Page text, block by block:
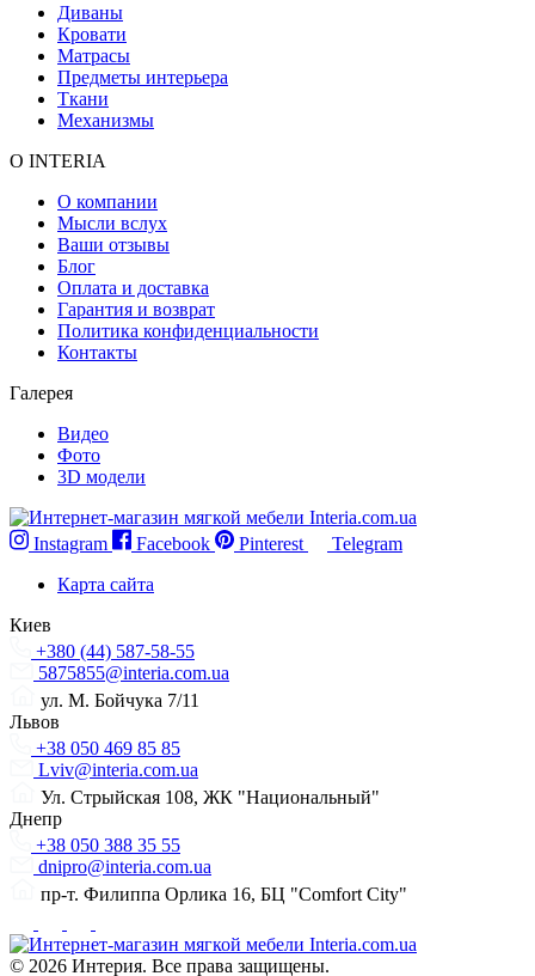
Диваны
Кровати
Матрасы
Предметы интерьера
Ткани
Механизмы
О INTERIA
О компании
Мысли вслух
Ваши отзывы
Блог
Оплата и доставка
Гарантия и возврат
Политика конфиденциальности
Контакты
Галерея
Видео
Фото
3D модели
Instagram Facebook Pinterest
Telegram
Карта сайта
Киев
+380 (44) 587-58-55
5875855@interia.com.ua
ул. М. Бойчука 7/11
Львов
+38 050 469 85 85
Lviv@interia.com.ua
Ул. Стрыйская 108, ЖК "Национальный"
Днепр
+38 050 388 35 55
dnipro@interia.com.ua
пр-т. Филиппа Орлика 16, БЦ "Comfort City"
© 2026 Интерия. Все права защищены.